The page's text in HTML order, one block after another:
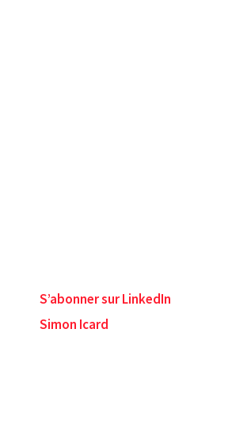
S’abonner sur LinkedIn
Simon Icard